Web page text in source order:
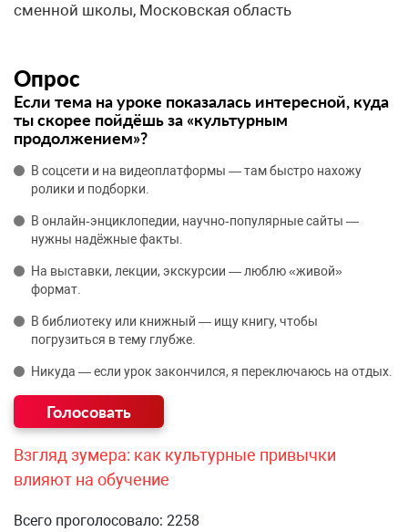
сменной школы, Московская область
Опрос
Если тема на уроке показалась интересной, куда
ты скорее пойдёшь за «культурным
продолжением»?
В соцсети и на видеоплатформы — там быстро нахожу
ролики и подборки.
В онлайн‑энциклопедии, научно‑популярные сайты —
нужны надёжные факты.
На выставки, лекции, экскурсии — люблю «живой»
формат.
В библиотеку или книжный — ищу книгу, чтобы
погрузиться в тему глубже.
Никуда — если урок закончился, я переключаюсь на отдых.
Взгляд зумера: как культурные привычки
влияют на обучение
Всего проголосовало: 2258